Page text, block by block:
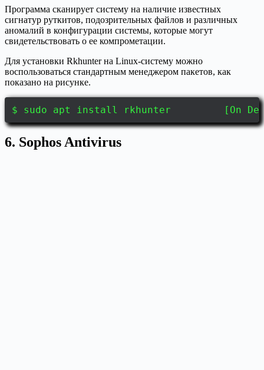
Программа сканирует систему на наличие известных
сигнатур руткитов, подозрительных файлов и различных
аномалий в конфигурации системы, которые могут
свидетельствовать о ее компрометации.
Для установки Rkhunter на Linux-систему можно
воспользоваться стандартным менеджером пакетов, как
показано на рисунке.
$ sudo apt install rkhunter [On
6. Sophos Antivirus